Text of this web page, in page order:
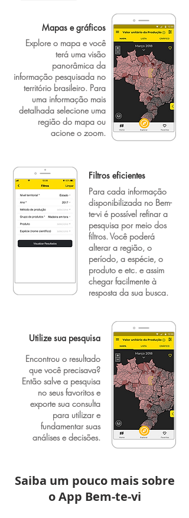
Saiba um pouco mais sobre
o App Bem-te-vi
Explore o mapa e você
terá uma visão
panorâmica da
informação pesquisada no
território brasileiro. Para
uma informação mais
detalhada selecione uma
região do mapa ou
acione o zoom.
Mapas e gráficos
Filtros eficientes
Para cada informação
disponibilizada no Bem-
te-vi é possível refinar a
pesquisa por meio dos
filtros. Você poderá
alterar a região, o
período, a espécie, o
produto e etc. e assim
chegar facilmente à
resposta da sua busca.
Encontrou o resultado
que você precisava?
Então salve a pesquisa
no seus favoritos e
exporte sua consulta
para utilizar e
fundamentar suas
análises e decisões.
Utilize sua pesquisa